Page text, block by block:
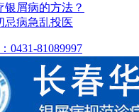
银屑病的方法？
忌病急乱投医
0431-81089997